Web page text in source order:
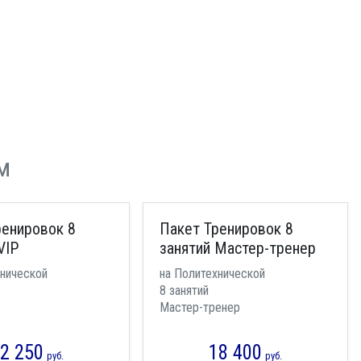
8
250 руб.
Пакет Тренировок 8
занятий Мастер-тренер
на Политехнической
8 занятий
Мастер-тренер
18 400 руб.